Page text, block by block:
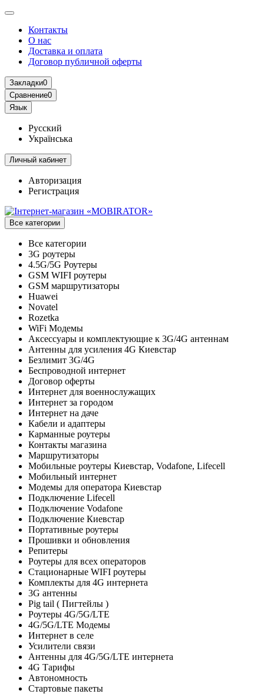
Контакты
О нас
Доставка и оплата
Договор публичной оферты
Закладки0
Сравнение0
Язык
Русский
Українська
Личный кабинет
Авторизация
Регистрация
Все категории
Все категории
3G роутеры
4.5G/5G Роутеры
GSM WIFI роутеры
GSM маршрутизаторы
Huawei
Novatel
Rozetka
WiFi Модемы
Аксессуары и комплектующие к 3G/4G антеннам
Антенны для усиления 4G Киевстар
Безлимит 3G/4G
Беспроводной интернет
Договор оферты
Интернет для военнослужащих
Интернет за городом
Интернет на даче
Кабели и адаптеры
Карманные роутеры
Контакты магазина
Маршрутизаторы
Мобильные роутеры Киевстар, Vodafone, Lifecell
Мобильный интернет
Модемы для оператора Киевстар
Подключение Lifecell
Подключение Vodafone
Подключение Киевстар
Портативные роутеры
Прошивки и обновления
Репитеры
Роутеры для всех операторов
Стационарные WIFI роутеры
Комплекты для 4G интернета
3G антенны
Pig tail ( Пигтейлы )
Роутеры 4G/5G/LTE
4G/5G/LTE Модемы
Интернет в селе
Усилители связи
Антенны для 4G/5G/LTE интернета
4G Тарифы
Автономность
Стартовые пакеты